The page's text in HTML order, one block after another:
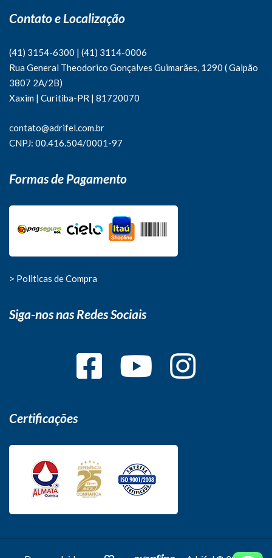
Contato e Localização
(41) 3154-6300 | (41) 3114-0006
Rua General Theodorico Gonçalves Guimarães, 1290 ( Galpão
3807 2A/2B)
Xaxim | Curitiba-PR | 81720070
contato@adrifel.com.br
CNPJ: 00.416.504/0001-97
Formas de Pagamento
> Politicas de Compra
Siga-nos nas Redes Sociais
Certificações